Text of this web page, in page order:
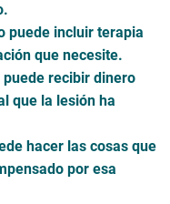
puede incluir terapia
que necesite.
puede recibir dinero
que la lesión ha
hacer las cosas que
por esa